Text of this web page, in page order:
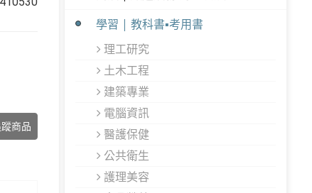
學習 | 教科書▪考用書
理工研究
土木工程
建築專業
電腦資訊
醫護保健
公共衛生
護理美容
商品